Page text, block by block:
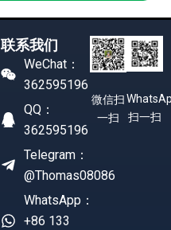
联系我们
WeChat：
362595196
QQ：
362595196
Telegram：
@Thomas08086
WhatsApp：
+86 133
微信扫
一扫
扫一扫